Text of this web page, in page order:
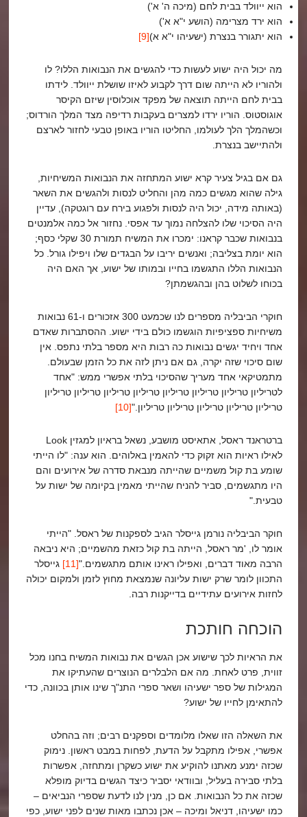
הוא ייוולד בבית לחם (מיכה ה' א')
הוא ירד מצרימה (הושע י"א א')
הוא יתגורר בנצרת (ישעיהו י"א א)[9]
מה יכול היה ישוע לעשות כדי להגשים את הנבואות הללו? לו
ולהוריו לא הייתה שום דרך לקבוע לאיזו שושלת ייוולד. לידתו
בבית לחם הייתה תוצאה של מפקד אוכלוסין שיזם הקיסר
אוגוסטוס. הוריו ירדו למצרים בעקבות רדיפה מצד המלך הורדוס;
וכשהמלך הלך לעולמו, החליטו הוריו באופן טבעי לחזור לארצם
ולהתיישב בנצרת.
גם אם בגיל צעיר קרא ישוע המתחזה את הנבואות המשיחיות,
גילה שהוא מגשים כמה מהן והחליט לנסות ולהגשים את השאר
(באותה מידה, יכול היה לנסות ולפגוע בירח עם רוגטקה), עדיין
היה הסיכוי שלו להצלחה נמוך עד אפסי. נחזור אל כמה אלמנטים
בנבואות שכבר קראנו: ימכרו את המשיח תמורת 30 שקלי כסף;
הוא יומת בצליבה; ואנשים יריבו על הבגדים שלו ויפילו גורל. כל
הנבואות הללו התגשמו בחייו ובמותו של ישוע, אך האם היה
בכוחו לשלוט בהן ובהגשמתן?
חוקרי הביבליה מספרים לנו שכמעט 300 אזכורים ו-61 נבואות
משיחיות ספציפיות הוגשמו כולם בידי ישוע. ההסתברות שאדם
אחד ויחיד יגשים נבואות כה רבות היא מספר בלתי נתפס. אין
שום סיכוי שזה יקרה, גם אם ניתן לזה את כל הזמן שבעולם.
מתמטיקאי אחד מעריך שהסיכוי בלתי אפשרי ממש: "אחד
לטריליון טריליון טריליון טריליון טריליון טריליון טריליון טריליון
טריליון טריליון טריליון טריליון טריליון."[10]
ברטראנד ראסל, אתאיסט מושבע, נשאל בראיון למגזין Look
לאילו ראיות הוא זקוק כדי להאמין באלוהים. הוא ענה: "לו הייתי
שומע בת קול משמיים שהייתה מנבאת סדרה של אירועים והם
היו מתגשמים, סביר להניח שהייתי מאמין בקיומה של ישות על
טבעית."
חוקר הביבליה נורמן גייסלר הגיב לספקנות של ראסל. "הייתי
אומר לו, 'מר ראסל, הייתה בת קול כזאת מהשמיים; היא ניבאה
הרבה מאוד דברים, ואפילו ראינו אותם מתגשמים."[11]
גייסלר
התכוון לומר שרק ישות עליונה שנמצאת מחוץ לזמן ולמקום יכולה
לחזות אירועים עתידיים בדייקנות רבה.
הוכחה חותכת
את הראיות לכך שישוע אכן הגשים את נבואות המשיח בחנו מכל
זווית, פרט לאחת. מה אם הלבלרים הנוצרים שהעתיקו את
המגילות של ספר ישעיהו ושאר ספרי התנ"ך שינו אותן בכוונה, כדי
להתאימן לחייו של ישוע?
את השאלה הזו שאלו מלומדים וספקנים רבים; וזה בהחלט
אפשרי, אפילו מתקבל על הדעת, לפחות במבט ראשון. נימוק
שכזה ימנע מאתנו להוקיע את ישוע כשקרן ומתחזה, אפשרות
בלתי סבירה בעליל, ובוודאי יסביר כיצד הגשים בדיוק מופלא
שכזה את כל הנבואות. אם כן, מנין לנו לדעת שספרי הנביאים –
כמו ישעיהו, דניאל ומיכה – אכן נכתבו מאות שנים לפני ישוע, כפי